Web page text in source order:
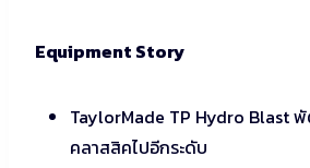
Equipment Story
TaylorMade TP Hydro Blast
คลาสสิคไปอีกระดับ